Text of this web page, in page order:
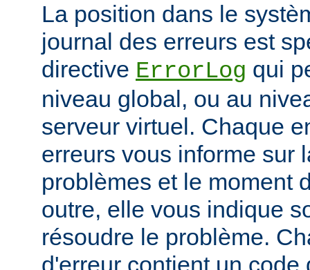
La position dans le
journal des erreurs est
directive ErrorLog qui
niveau global, ou au
serveur virtuel. Chaque
erreurs vous informe sur
problèmes et le moment
outre, elle vous indique
résoudre le problème.
d'erreur contient un code